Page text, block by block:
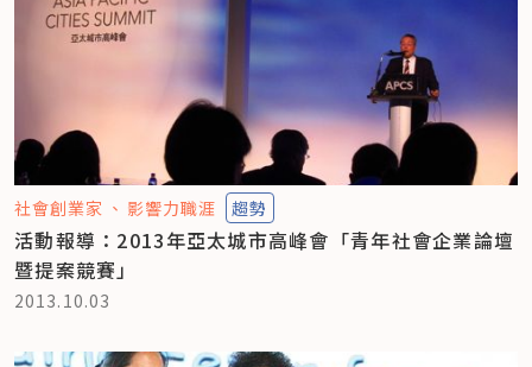
社會創業家 影響力職涯 趨勢
活動報導：2013年亞太城市高峰會「青年社會企業論壇
暨提案競賽」
2013.10.03